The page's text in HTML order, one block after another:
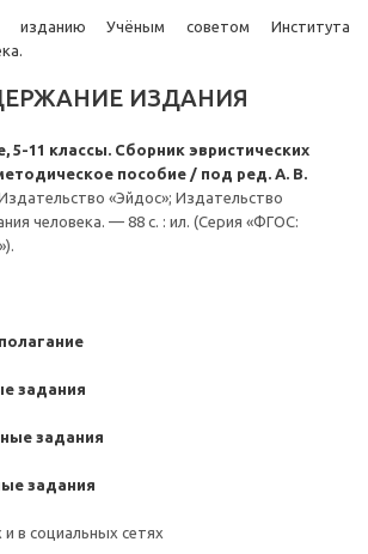
изданию Учёным советом Института
ИЗДАНИЯ
11 классы. Сборник эвристических
пособие / под ред. А. В.
«Эйдос»; Издательство
человека. — 88 с. : ил. (Серия «ФГОС:
задания
задания
задания
в социальных сетях